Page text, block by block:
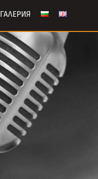
ГАЛЕРИЯ